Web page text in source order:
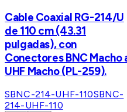
Cable Coaxial RG-214/U
de 110 cm (43.31
pulgadas), con
Conectores BNC Macho
UHF Macho (PL-259).
SBNC-214-UHF-110SBNC-
214-UHF-110